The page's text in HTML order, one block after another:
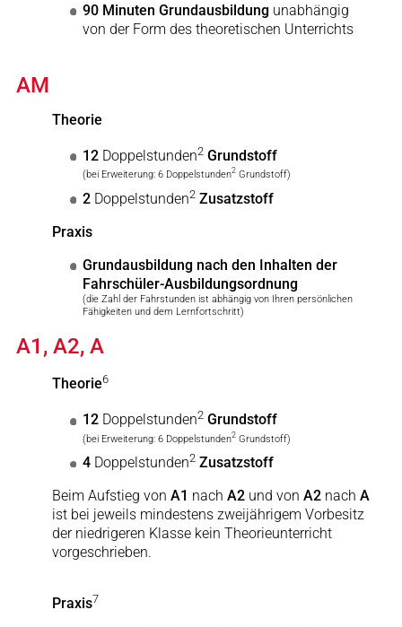
90 Minuten Grundausbildung unabhängig
von der Form des theoretischen Unterrichts
AM
Theorie
12 Doppelstunden2 Grundstoff
(bei Erweiterung: 6 Doppelstunden2 Grundstoff)
2 Doppelstunden2 Zusatzstoff
Praxis
Grundausbildung nach den Inhalten der
Fahrschüler-Ausbildungsordnung
(die Zahl der Fahrstunden ist abhängig von Ihren persönlichen
Fähigkeiten und dem Lernfortschritt)
A1, A2, A
Theorie6
12 Doppelstunden2 Grundstoff
(bei Erweiterung: 6 Doppelstunden2 Grundstoff)
4 Doppelstunden2 Zusatzstoff
Beim Aufstieg von A1 nach A2 und von A2 nach A
ist bei jeweils mindestens zweijährigem Vorbesitz
der niedrigeren Klasse kein Theorieunterricht
vorgeschrieben.
Praxis7